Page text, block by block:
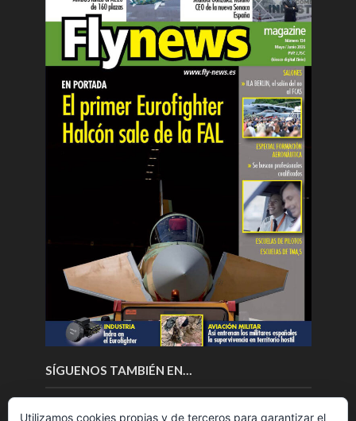
SÍGUENOS TAMBIÉN EN…
Utilizamos cookies propias y de terceros para garantizar el